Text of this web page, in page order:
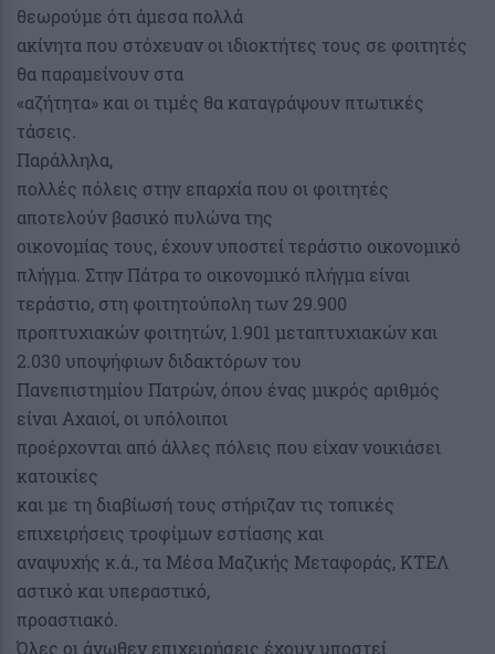
θεωρούμε ότι άμεσα πολλά
ακίνητα που στόχευαν οι ιδιοκτήτες τους σε φοιτητές
θα παραμείνουν στα
«αζήτητα» και οι τιμές θα καταγράψουν πτωτικές
τάσεις.
Παράλληλα,
πολλές πόλεις στην επαρχία που οι φοιτητές
αποτελούν βασικό πυλώνα της
οικονομίας τους, έχουν υποστεί τεράστιο οικονομικό
πλήγμα. Στην Πάτρα το οικονομικό πλήγμα είναι
τεράστιο, στη φοιτητούπολη των 29.900
προπτυχιακών φοιτητών, 1.901 μεταπτυχιακών και
2.030 υποψήφιων διδακτόρων του
Πανεπιστημίου Πατρών, όπου ένας μικρός αριθμός
είναι Αχαιοί, οι υπόλοιποι
προέρχονται από άλλες πόλεις που είχαν νοικιάσει
κατοικίες
και με τη διαβίωσή τους στήριζαν τις τοπικές
επιχειρήσεις τροφίμων εστίασης και
αναψυχής κ.ά., τα Μέσα Μαζικής Μεταφοράς, ΚΤΕΛ
αστικό και υπεραστικό,
προαστιακό.
Όλες οι άνωθεν επιχειρήσεις έχουν υποστεί